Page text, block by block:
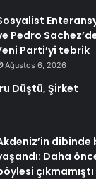
Pedro
Parti’yi tebrik
Ağustos 6, 2026
Düştü, Şirket
dibinde
Daha
çıkmamıştı